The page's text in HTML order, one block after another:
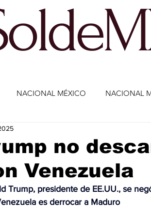
NACIONAL MÉXICO NACIONAL
DEPORTES CIENCIA Y TECNOLOGÍA
no
Venezuela
Trump, presidente de EE.UU., se
es derrocar a Maduro